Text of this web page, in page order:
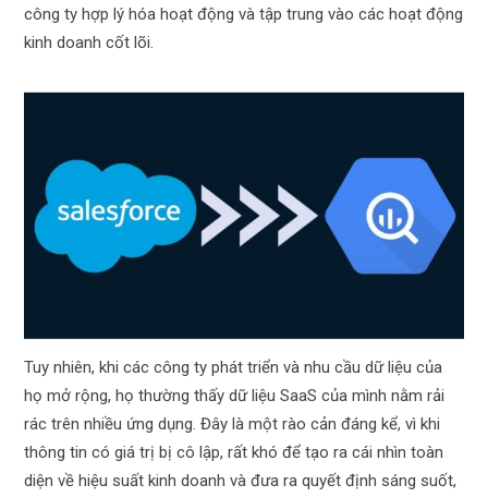
công ty hợp lý hóa hoạt động và tập trung vào các hoạt động
kinh doanh cốt lõi.
Tuy nhiên, khi các công ty phát triển và nhu cầu dữ liệu của
họ mở rộng, họ thường thấy dữ liệu SaaS của mình nằm rải
rác trên nhiều ứng dụng. Đây là một rào cản đáng kể, vì khi
thông tin có giá trị bị cô lập, rất khó để tạo ra cái nhìn toàn
diện về hiệu suất kinh doanh và đưa ra quyết định sáng suốt,